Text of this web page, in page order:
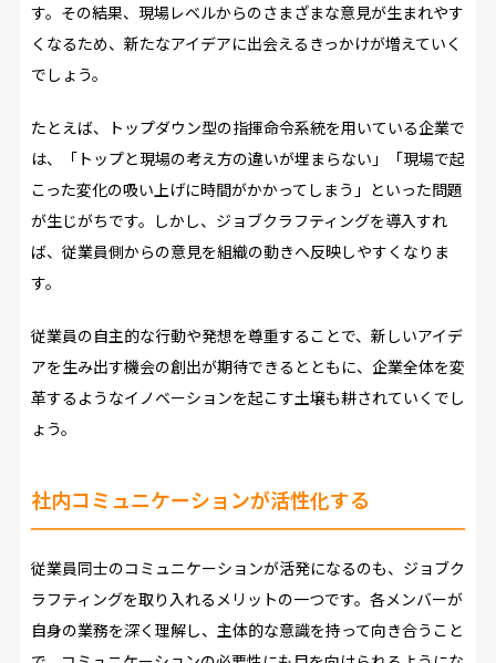
す。その結果、現場レベルからのさまざまな意見が生まれやす
くなるため、新たなアイデアに出会えるきっかけが増えていく
でしょう。
たとえば、トップダウン型の指揮命令系統を用いている企業で
は、「トップと現場の考え方の違いが埋まらない」「現場で起
こった変化の吸い上げに時間がかかってしまう」といった問題
が生じがちです。しかし、ジョブクラフティングを導入すれ
ば、従業員側からの意見を組織の動きへ反映しやすくなりま
す。
従業員の自主的な行動や発想を尊重することで、新しいアイデ
アを生み出す機会の創出が期待できるとともに、企業全体を変
革するようなイノベーションを起こす土壌も耕されていくでし
ょう。
社内コミュニケーションが活性化する
従業員同士のコミュニケーションが活発になるのも、ジョブク
ラフティングを取り入れるメリットの一つです。各メンバーが
自身の業務を深く理解し、主体的な意識を持って向き合うこと